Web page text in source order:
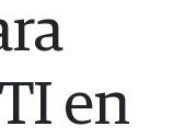
en